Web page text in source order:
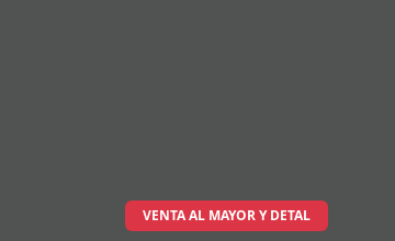
VENTA AL MAYOR Y DETAL